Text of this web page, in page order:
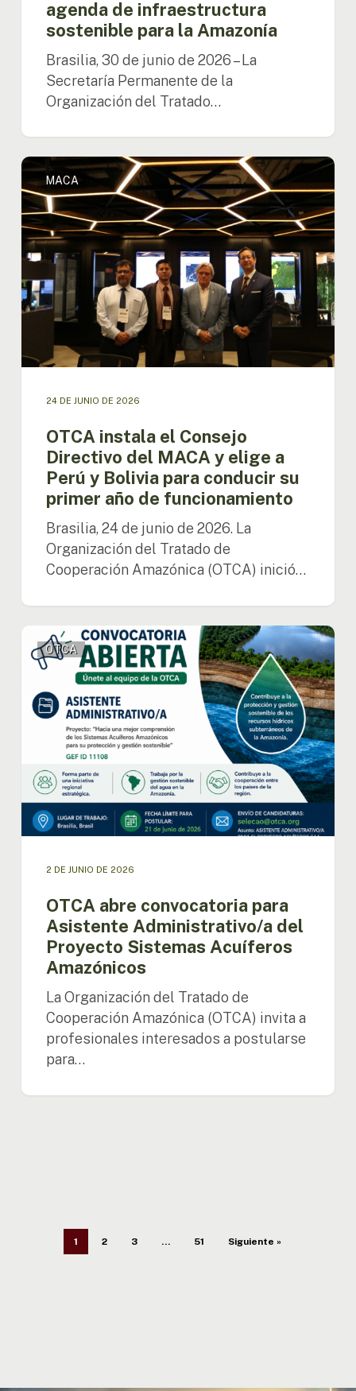
agenda de infraestructura
sostenible para la Amazonía
Brasilia, 30 de junio de 2026 – La
Secretaría Permanente de la
Organización del Tratado…
OTCA
instala
el
Consejo
Directivo
del
MACA
y
elige
y
primer
funcionamiento
MACA
24 DE JUNIO DE 2026
OTCA instala el Consejo
Directivo del MACA y elige a
Perú y Bolivia para conducir su
primer año de funcionamiento
Brasilia, 24 de junio de 2026. La
Organización del Tratado de
Cooperación Amazónica (OTCA) inició…
OTCA
abre
convocatoria
Asistente
Administrativo/a
Proyecto
Sistemas
Acuíferos
Amazónicos
OTCA
2 DE JUNIO DE 2026
OTCA abre convocatoria para
Asistente Administrativo/a del
Proyecto Sistemas Acuíferos
Amazónicos
La Organización del Tratado de
Cooperación Amazónica (OTCA) invita a
profesionales interesados a postularse
para…
1 2 3 … 51 Siguiente »